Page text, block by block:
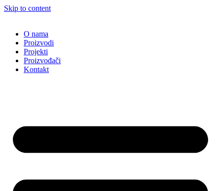
Skip to content
O nama
Proizvodi
Projekti
Proizvođači
Kontakt